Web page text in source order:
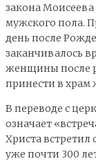
закона
мужского пола.
день после
заканчивалось
женщины после
принести в храм
В переводе с
означает
Христа
уже почти 300